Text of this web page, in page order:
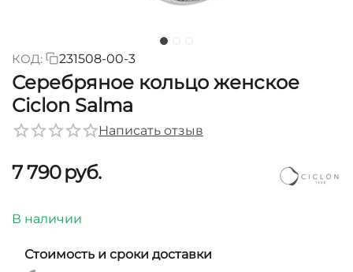
КОД: 231508-00-3
Серебряное кольцо женское
Ciclon Salma
Написать отзыв
7 790руб.
В наличии
Стоимость и сроки доставки